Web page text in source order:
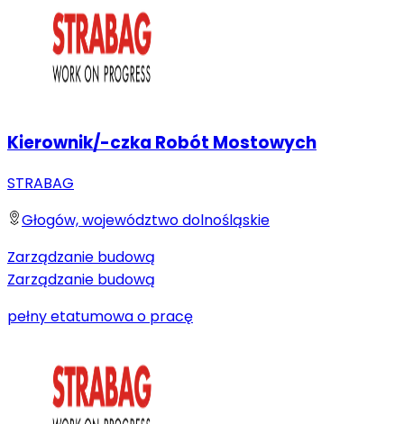
Kierownik/-czka Robót Mostowych
STRABAG
Głogów, województwo dolnośląskie
Zarządzanie budową
Zarządzanie budową
pełny etatumowa o pracę